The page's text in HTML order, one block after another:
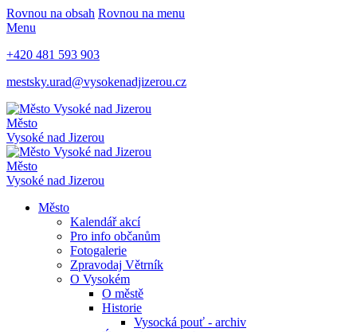
Rovnou na obsah Rovnou na menu
Menu
+420 481 593 903
mestsky.urad@vysokenadjizerou.cz
Město
Vysoké nad Jizerou
Město
Vysoké nad Jizerou
Město
Kalendář akcí
Pro info občanům
Fotogalerie
Zpravodaj Větrník
O Vysokém
O městě
Historie
Vysocká pouť - archiv